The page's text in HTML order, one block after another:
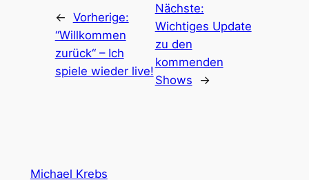
← Vorherige:
“Willkommen
zurück“ – Ich
spiele wieder live!
Nächste:
Wichtiges Update
zu den
kommenden
Shows
→
Michael Krebs